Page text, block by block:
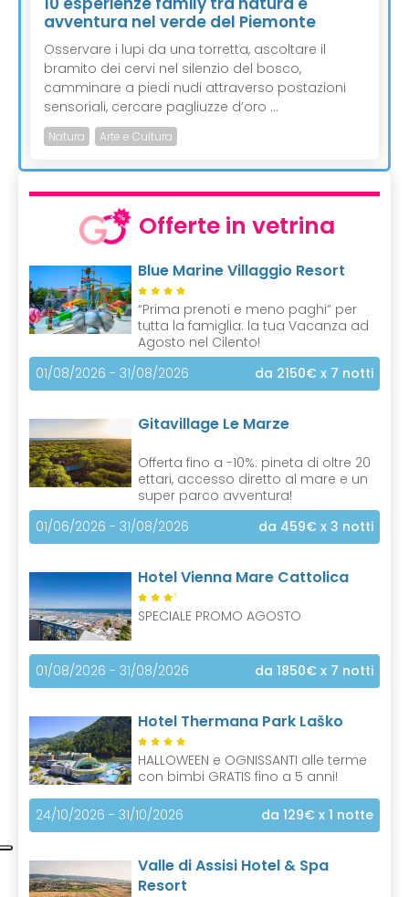
avventura nel verde del Piemonte
Osservare i lupi da una torretta, ascoltare il
bramito dei cervi nel silenzio del bosco,
camminare a piedi nudi attraverso postazioni
sensoriali, cercare pagliuzze d’oro ...
Natura Arte e Cultura
Offerte in vetrina
Blue Marine Villaggio Resort
“Prima prenoti e meno paghi” per
tutta la famiglia: la tua Vacanza ad
Agosto nel Cilento!
01/08/2026 - 31/08/2026
da 2150€ x 7 notti
Gitavillage Le Marze
Offerta fino a -10%: pineta di oltre 20
ettari, accesso diretto al mare e un
super parco avventura!
01/06/2026 - 31/08/2026
da 459€ x 3 notti
Hotel Vienna Mare Cattolica
S
SPECIALE PROMO AGOSTO
01/08/2026 - 31/08/2026 da 1850€ x 7 notti
Hotel Thermana Park Laško
HALLOWEEN e OGNISSANTI alle terme
con bimbi GRATIS fino a 5 anni!
24/10/2026 - 31/10/2026 da 129€ x 1 notte
Valle di Assisi Hotel & Spa
Resort